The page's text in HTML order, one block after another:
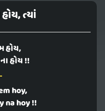
ત્યાં
હોય,
હોય !!
hoy,
na hoy !!